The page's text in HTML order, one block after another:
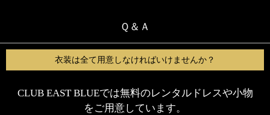
Ｑ＆Ａ
衣装は全て用意しなければいけませんか？
CLUB EAST BLUEでは無料のレンタルドレスや小物
をご用意しています。